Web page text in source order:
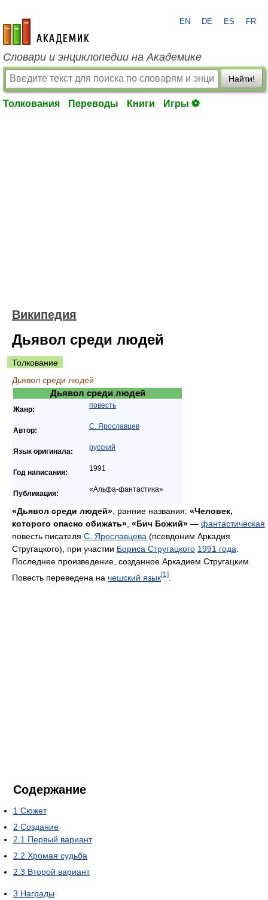
academic.ru
EN DE ES FR
Словари и энциклопедии на Академике
Найти!
Толкования Переводы Книги Игры ⚽
Википедия
Дьявол среди людей
Толкование
Дьявол среди людей
Дьявол среди людей
Жанр: повесть
Автор: С. Ярославцев
Язык оригинала: русский
Год написания: 1991
Публикация: «Альфа-фантастика»
«Дьявол среди людей» , ранние названия: «Человек,
которого опасно обижать» «Бич Божий» — фантастическая
повесть писателя С. Ярославцева (псевдоним Аркадия
Стругацкого), при участии Бориса Стругацкого 1991 года
Последнее произведение, созданное Аркадием Стругацким.
Повесть переведена на чешский язык[1]
Содержание
1 Сюжет
2 Создание
2.1 Первый вариант
2.2 Хромая судьба
2.3 Второй вариант
3 Награды